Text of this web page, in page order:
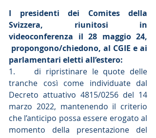
I presidenti dei Comites della
Svizzera, riunitosi in
videoconferenza il 28 maggio 24,
propongono/chiedono, al CGIE e ai
parlamentari eletti all’estero:
1.    di ripristinare le quote delle
tranche così come individuate dal
Decreto attuativo 4815/0256 del 14
marzo 2022, mantenendo il criterio
che l’anticipo possa essere erogato al
momento della presentazione del